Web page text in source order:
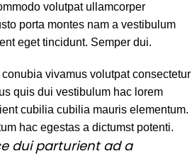
volutpat ullamcorper
porta montes nam a vestibulum
eget tincidunt. Semper dui.
vivamus volutpat consectetur
quis dui vestibulum hac lorem
cubilia cubilia mauris elementum.
hac egestas a dictumst potenti.
dui parturient ad a